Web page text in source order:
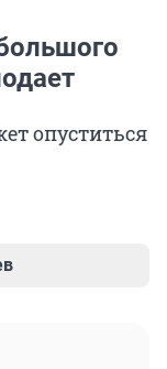
опуститься